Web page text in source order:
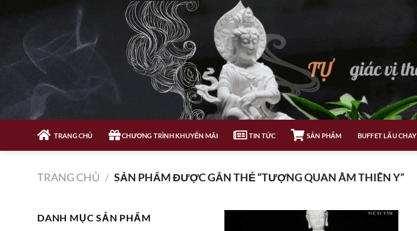
qua
TRANG CHỦ CHƯƠNG TRÌNH KHUYẾN MÃI TIN TỨC SẢN PHẨM BUFFET LẨU CHAY
TRANG CHỦ / SẢN PHẨM ĐƯỢC GẮN THẺ “TƯỢNG QUAN ÂM THIÊN Y”
DANH MỤC SẢN PHẨM